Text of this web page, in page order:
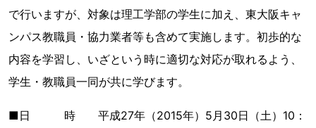
で行いますが、対象は理工学部の学生に加え、東大阪キャ
ンパス教職員・協力業者等も含めて実施します。初歩的な
内容を学習し、いざという時に適切な対応が取れるよう、
学生・教職員一同が共に学びます。
■日 時 平成27年（2015年）5月30日（土）10：